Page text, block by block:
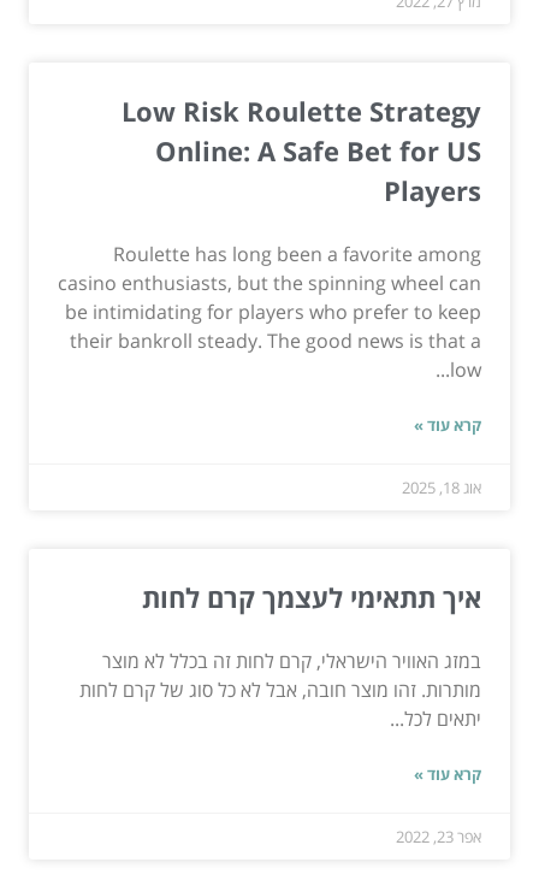
Low Risk Roulette Strategy
Online: A Safe Bet for US
Players
Roulette has long been a favorite among
casino enthusiasts, but the spinning wheel can
be intimidating for players who prefer to keep
their bankroll steady. The good news is that a
low...
קרא עוד »
אוג 18, 2025
איך תתאימי לעצמך קרם לחות
במזג האוויר הישראלי, קרם לחות זה בכלל לא מוצר
מותרות. זהו מוצר חובה, אבל לא כל סוג של קרם לחות
יתאים לכל...
קרא עוד »
אפר 23, 2022